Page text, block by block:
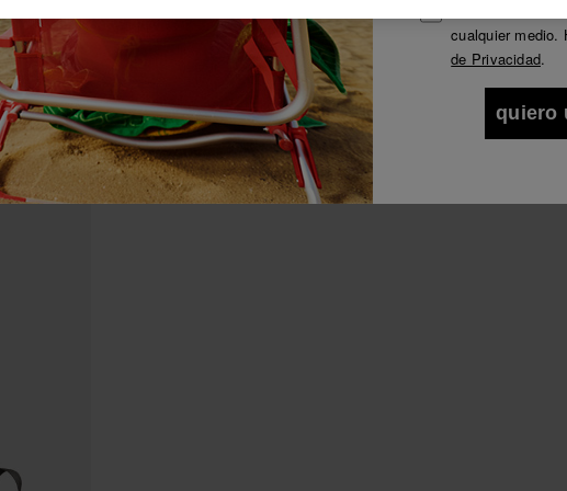
Ver todo
¡10% DTO EN TU 1er PEDIDO!
Únete a Havaianas y disfruta de ventajas exclusivas.
Únete y ahorra -10%.
Únete a Havaianas y disfruta de ventajas exclusivas.
Únete y ahorra -10%.
Deseo recibir
cualquier medio.
de Privacidad.
quiero